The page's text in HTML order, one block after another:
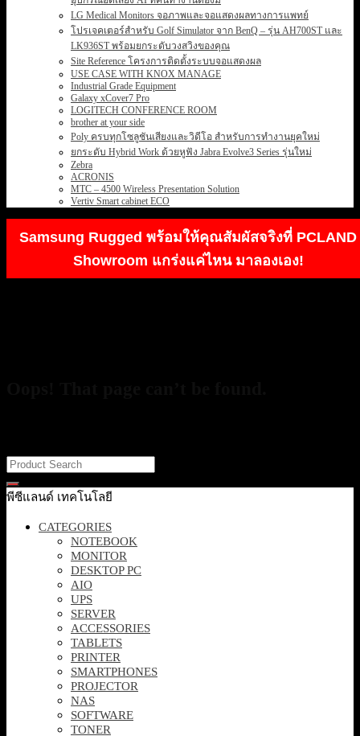
LG Medical Monitors จอภาพและจอแสดงผลทางการแพทย์
โปรเจคเตอร์สำหรับ Golf Simulator จาก BenQ – รุ่น AH700ST และ
LK936ST พร้อมยกระดับวงสวิงของคุณ
Site Reference โครงการติดตั้งระบบจอแสดงผล
USE CASE WITH KNOX MANAGE
Industrial Grade Equipment
Galaxy xCover7 Pro
LOGITECH CONFERENCE ROOM
brother at your side
Poly ครบทุกโซลูชันเสียงและวิดีโอ สำหรับการทำงานยุคใหม่
ยกระดับ Hybrid Work ด้วยหูฟัง Jabra Evolve3 Series รุ่นใหม่
Zebra
ACRONIS
MTC – 4500 Wireless Presentation Solution
Vertiv Smart cabinet ECO
Samsung Rugged พร้อมให้คุณสัมผัสจริงที่ PCLAND
Showroom แกร่งแค่ไหน มาลองเอง!
พีซีแลนด์ เทคโนโลยี
CATEGORIES
NOTEBOOK
MONITOR
DESKTOP PC
AIO
UPS
SERVER
ACCESSORIES
TABLETS
PRINTER
SMARTPHONES
PROJECTOR
NAS
SOFTWARE
TONER